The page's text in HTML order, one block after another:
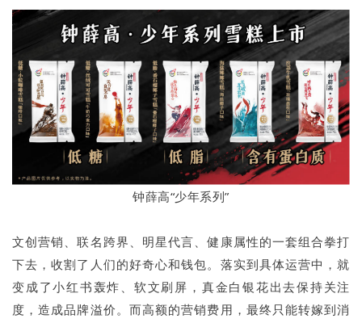
钟薛高“少年系列”
文创营销、联名跨界、明星代言、健康属性的一套组合拳打
下去，收割了人们的好奇心和钱包。落实到具体运营中，就
变成了小红书轰炸、软文刷屏，真金白银花出去保持关注
度，造成品牌溢价。而高额的营销费用，最终只能转嫁到消